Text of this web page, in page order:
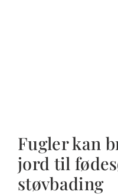
Fugler kan
jord til
støvbading